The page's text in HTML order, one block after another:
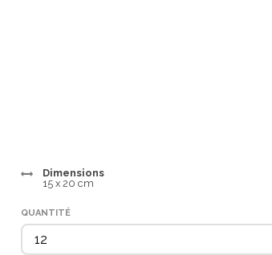
Dimensions
15 x 20 cm
QUANTITÉ